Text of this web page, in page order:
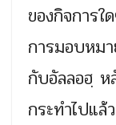
ของกิจการใ
การมอบหมา
กับอัลลอฮฺ ห
กระทำไปแล้ว